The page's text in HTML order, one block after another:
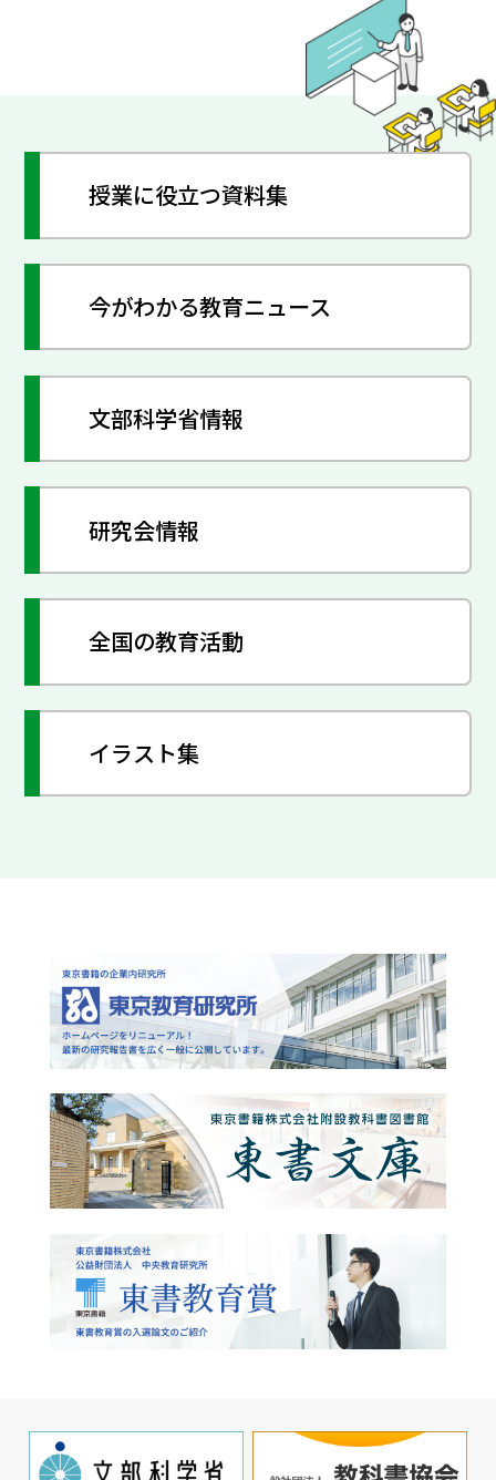
授業に役立つ資料集
今がわかる教育ニュース
文部科学省情報
研究会情報
全国の教育活動
イラスト集